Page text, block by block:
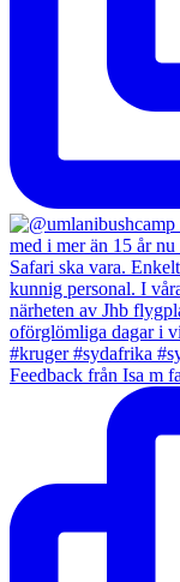
Feedback från Isa m